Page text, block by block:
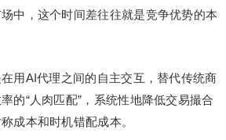
中，这个时间差往往就是竞争优势的本
用AI代理之间的自主交互，替代传统商
的“人肉匹配”，系统性地降低交易撮合
成本和时机错配成本。